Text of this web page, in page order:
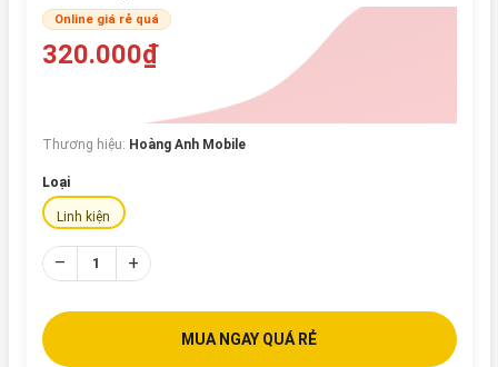
Online giá rẻ quá
320.000₫
Thương hiệu: Hoàng Anh Mobile
Loại
Linh kiện
– +
MUA NGAY QUÁ RẺ